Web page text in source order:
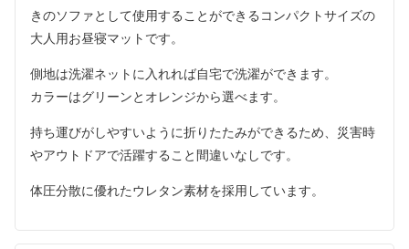
きのソファとして使用することができるコンパクトサイズの
大人用お昼寝マットです。
側地は洗濯ネットに入れれば自宅で洗濯ができます。
カラーはグリーンとオレンジから選べます。
持ち運びがしやすいように折りたたみができるため、災害時
やアウトドアで活躍すること間違いなしです。
体圧分散に優れたウレタン素材を採用しています。